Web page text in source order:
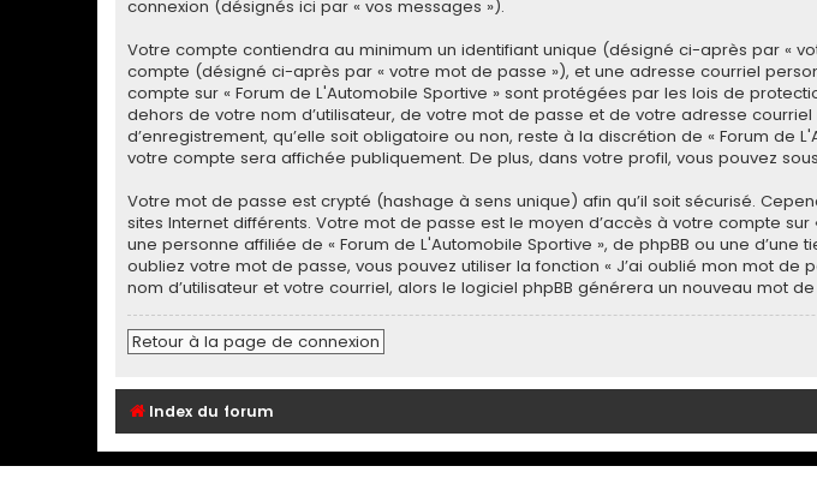
connexion (désignés ici par « vos messages »).
Votre compte contiendra au minimum un identifiant unique (désigné ci-après par «
compte (désigné ci-après par « votre mot de passe »), et une adresse courriel
compte sur « Forum de L'Automobile Sportive » sont protégées par les lois de
dehors de votre nom d’utilisateur, de votre mot de passe et de votre adresse
d’enregistrement, qu’elle soit obligatoire ou non, reste à la discrétion de « Forum de
votre compte sera affichée publiquement. De plus, dans votre profil, vous pouvez
Votre mot de passe est crypté (hashage à sens unique) afin qu’il soit sécurisé.
sites Internet différents. Votre mot de passe est le moyen d’accès à votre compte
une personne affiliée de « Forum de L'Automobile Sportive », de phpBB ou une
oubliez votre mot de passe, vous pouvez utiliser la fonction « J’ai oublié mon mot
nom d’utilisateur et votre courriel, alors le logiciel phpBB générera un nouveau mot
Retour à la page de connexion
Index du forum